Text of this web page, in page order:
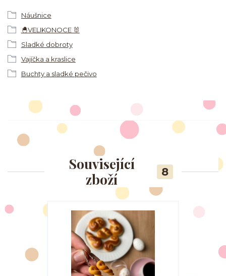
Náušnice
🐣VELIKONOCE 🐰
Sladké dobroty
Vajíčka a kraslice
Buchty a sladké pečivo
Související
zboží
8